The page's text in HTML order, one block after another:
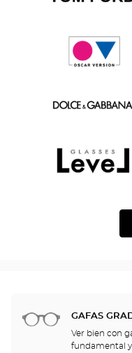
GAFAS
Ver bien con
fundamental